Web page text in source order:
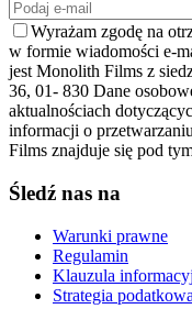
Wyrażam zgodę na
w formie wiadomości e-
jest Monolith Films z
36, 01- 830 Dane
aktualnościach
informacji o
Films znajduje się pod
Śledź nas na
Warunki prawne
Regulamin
Klauzula
Strategia